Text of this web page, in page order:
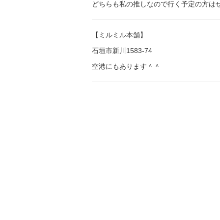
どちらも私の推しなので行く予定の方は
【ミルミル本舗】
石垣市新川1583-74
空港にもあります＾＾